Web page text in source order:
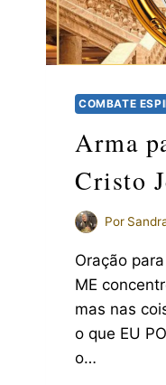
COMBATE
Arma
Cristo
Por
Oração
ME
mas nas
o que EU
o…